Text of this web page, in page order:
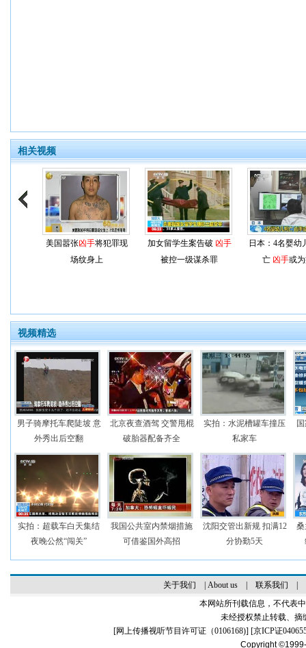
相关视频
美国嚣张凶手将犯罪现
场纹身上
加女留学生案告破 凶手
被控一级谋杀罪
日本：4名婴幼
亡 凶手或
视频精选
男子骑摩托车爬陡坡 意
外秀出后空翻
北京夜查酒驾 交警甩棍
破胎器配备齐全
实拍：水泥槽罐车撞压
私家车
实拍：超载车白天集结
夜晚公然“闯关”
我国公共室内禁烟措施
可借鉴国外‎高招
沈阳交管出新规 扣满12
分协勤5天
桑
关于我们 About us| 联系我们
本网站所刊载信息，不代表
未经授权禁止转载、摘
[网上传播视听节目许可证（0106168)] [京ICP证
Copyright